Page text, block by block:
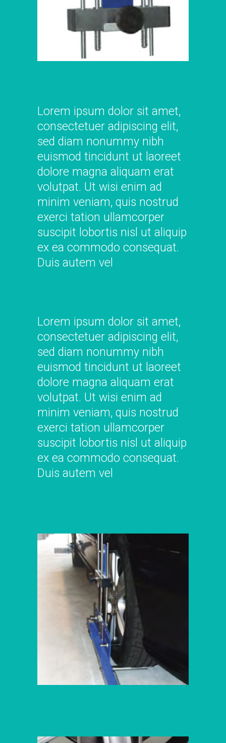
Lorem ipsum dolor sit amet,
consectetuer adipiscing elit,
sed diam nonummy nibh
euismod tincidunt ut laoreet
dolore magna aliquam erat
volutpat. Ut wisi enim ad
minim veniam, quis nostrud
exerci tation ullamcorper
suscipit lobortis nisl ut aliquip
ex ea commodo consequat.
Duis autem vel
Lorem ipsum dolor sit amet,
consectetuer adipiscing elit,
sed diam nonummy nibh
euismod tincidunt ut laoreet
dolore magna aliquam erat
volutpat. Ut wisi enim ad
minim veniam, quis nostrud
exerci tation ullamcorper
suscipit lobortis nisl ut aliquip
ex ea commodo consequat.
Duis autem vel